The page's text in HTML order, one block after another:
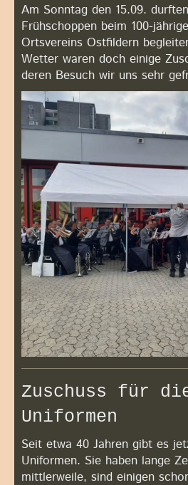
Am Sonntag den 15.09.
Frühschoppen beim 100-
Ortsvereins Ostfildern
Wetter waren doch einige
deren Besuch wir uns sehr
Zuschuss für
Uniformen
Seit etwa 40 Jahren gibt es
Uniformen. Sie haben lange
mittlerweile, sind einigen